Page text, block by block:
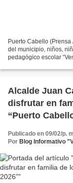
Puerto Cabello
del municipio, niños,
pedagógico escolar
Alcalde Juan
disfrutar en
“Puerto
Publicado en 09/02/p.
Por Blog Informativo